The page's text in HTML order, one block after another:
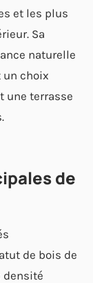
et les plus
Sa
naturelle
un choix
une terrasse
de
de bois de
densité